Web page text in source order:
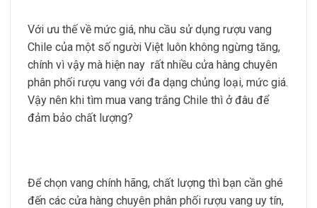
Với ưu thế về mức giá, nhu cầu sử dụng rượu vang
Chile của một số người Việt luôn không ngừng tăng,
chính vì vậy mà hiện nay rất nhiều cửa hàng chuyên
phân phối rượu vang với đa dạng chủng loại, mức giá.
Vậy nên khi tìm mua vang trắng Chile thì ở đâu để
đảm bảo chất lượng?
Để chọn vang chính hãng, chất lượng thì bạn cần ghé
đến các cửa hàng chuyên phân phối rượu vang uy tín,